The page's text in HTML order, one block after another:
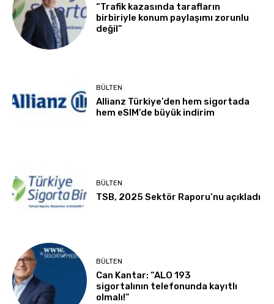
“Trafik kazasında tarafların
birbiriyle konum paylaşımı zorunlu
değil”
BÜLTEN
Allianz Türkiye’den hem sigortada
hem eSIM’de büyük indirim
BÜLTEN
TSB, 2025 Sektör Raporu’nu açıkladı
BÜLTEN
Can Kantar: “ALO 193
sigortalının telefonunda kayıtlı
olmalı!”